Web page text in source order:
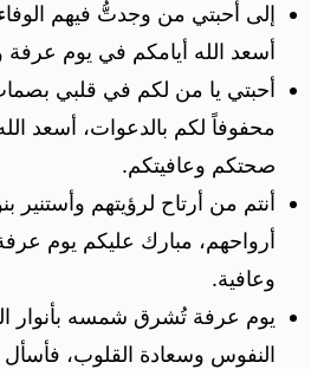
إلى أحبتي من وجدتُّ فيهم
أسعد الله أيامكم في يوم
أحبتي يا من لكم في قلبي
محفوفاً لكم بالدعوات، أسعد
صحتكم وعافيتكم.
أنتم من أرتاح لرؤيتهم وأستنير
أرواحهم، مبارك عليكم يوم
وعافية.
يوم عرفة تُشرق شمسه بأنوار
النفوس وسعادة القلوب، فأسأل